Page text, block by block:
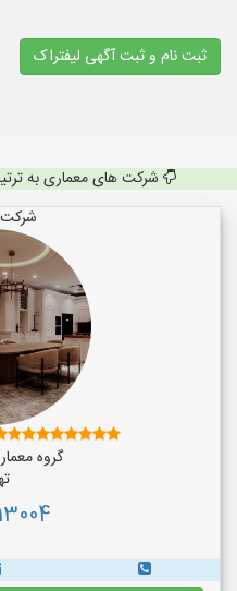
ثبت نام و ثبت آگهی لیفتراک
شرکت های معماری به
گروه